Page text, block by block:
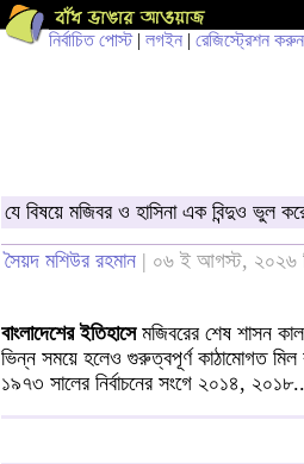
নির্বাচিত পোস্ট| লগইন | রেজিস্ট্রেশন করুন
যে বিষয়ে মজিবর ও হাসিনা এক বিন্দুও ভুল
সৈয়দ মশিউর রহমান | ০৬ ই আগস্ট, ২০২৬
বাংলাদেশের ইতিহাসেমজিবরের শেষ শাসন
ভিন্ন সময়ে হলেও গুরুত্বপূর্ণ কাঠামোগত মিল
১৯৭৩ সালের নির্বাচনের সংগে ২০১৪,